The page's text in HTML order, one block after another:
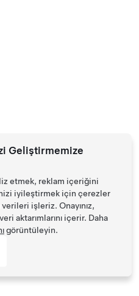
Geliştirmemize
etmek, reklam içeriğini
iyileştirmek için çerezler
verileri işleriz. Onayınız,
aktarımlarını içerir. Daha
görüntüleyin.